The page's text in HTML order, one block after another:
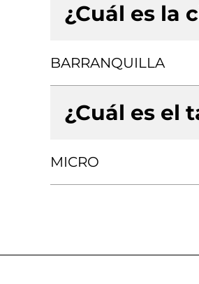
¿Cuál es la
BARRANQUILLA
¿Cuál es el
MICRO